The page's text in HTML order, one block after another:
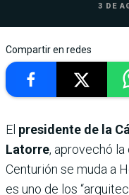
3 DE
Compartir en redes
El presidente de la
Latorre, aprovechó
Centurión se muda a
es uno de los